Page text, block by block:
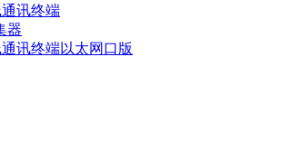
讯终端
器
讯终端以太网口版